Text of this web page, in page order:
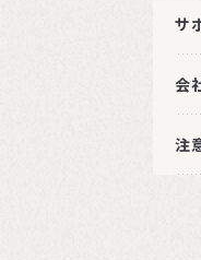
サ
会
注